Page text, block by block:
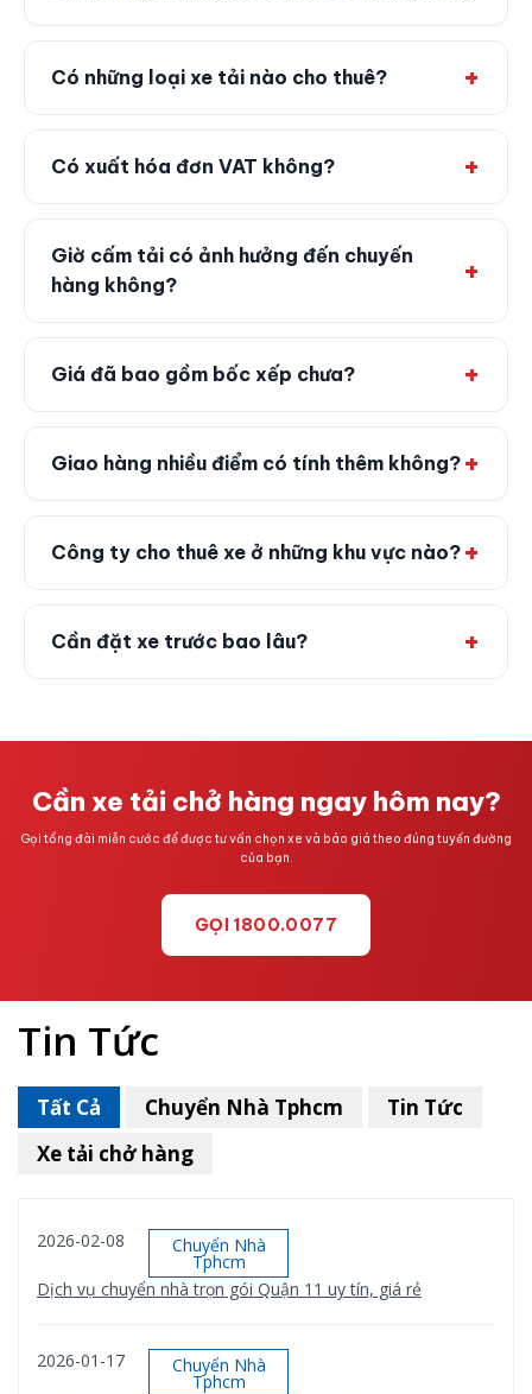
Có những loại xe tải nào cho thuê?
Có xuất hóa đơn VAT không?
Giờ cấm tải có ảnh hưởng đến chuyến
hàng không?
Giá đã bao gồm bốc xếp chưa?
Giao hàng nhiều điểm có tính thêm không?
Công ty cho thuê xe ở những khu vực nào?
Cần đặt xe trước bao lâu?
Cần xe tải chở hàng ngay hôm nay?
Gọi tổng đài miễn cước để được tư vấn chọn xe và báo giá theo đúng tuyến đường
của bạn.
GỌI 1800.0077
Tin Tức
Tất Cả
2026-02-08 Chuyển Nhà
Tphcm
Dịch vụ chuyển nhà trọn gói Quận 11 uy tín, giá rẻ
2026-01-17 Chuyển Nhà
Tphcm
Chuyển Nhà Tphcm
Tin Tức
Xe tải chở hàng